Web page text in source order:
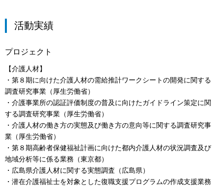
活動実績
プロジェクト
【介護人材】
・第８期に向けた介護人材の需給推計ワークシートの開発に関する
調査研究事業（厚生労働省）
・介護事業所の認証評価制度の普及に向けたガイドライン策定に関
する調査研究事業（厚生労働省）
・介護人材の働き方の実態及び働き方の意向等に関する調査研究事
業（厚生労働省）
・第８期高齢者保健福祉計画に向けた都内介護人材の状況調査及び
地域分析等に係る業務（東京都）
・広島県介護人材に関する実態調査（広島県）
・潜在介護福祉士を対象とした復職支援プログラムの作成支援業務